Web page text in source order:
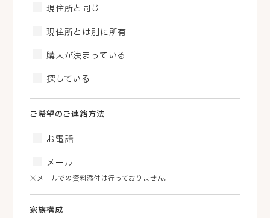
現住所と同じ
現住所とは別に所有
購入が決まっている
探している
ご希望のご連絡方法
お電話
メール
※メールでの資料添付は行っておりません。
家族構成